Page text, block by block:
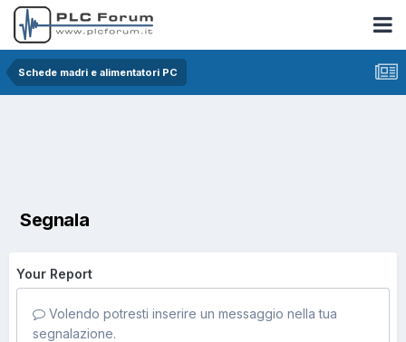
Schede madri e alimentatori PC
Segnala
Your Report
Volendo potresti inserire un messaggio nella tua
segnalazione.